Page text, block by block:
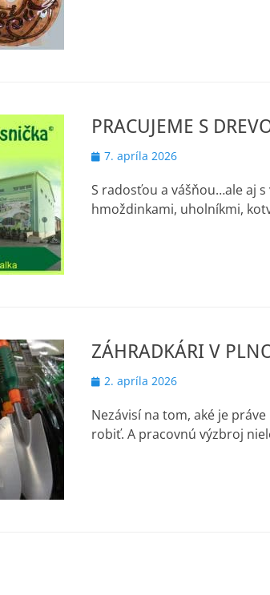
PRACUJEME S
Posted
7. apríla 2026
S radosťou a vášňou…ale aj
hmoždinkami, uholníkmi,
ZÁHRADKÁRI V
Posted
2. apríla 2026
Nezávisí na tom, aké je
robiť. A pracovnú výzbroj